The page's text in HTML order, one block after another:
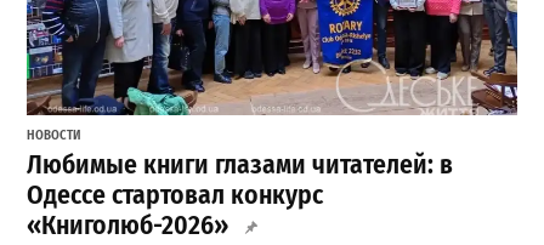
НОВОСТИ
Любимые книги глазами читателей: в
Одессе стартовал конкурс
«Книголюб-2026»